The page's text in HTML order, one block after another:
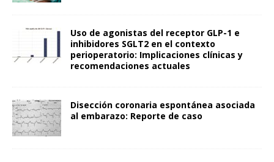
Uso de agonistas del receptor GLP-1 e
inhibidores SGLT2 en el contexto
perioperatorio: Implicaciones clínicas y
recomendaciones actuales
Disección coronaria espontánea asociada
al embarazo: Reporte de caso